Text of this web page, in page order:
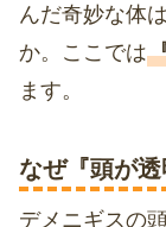
んだ奇妙な体
か。ここでは
ます。
なぜ『頭が
デメニギスの